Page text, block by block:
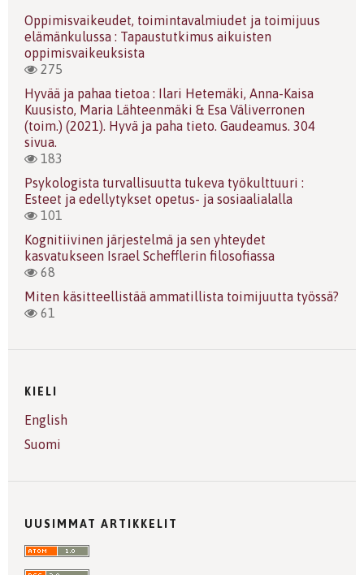
Oppimisvaikeudet, toimintavalmiudet ja toimijuus
elämänkulussa : Tapaustutkimus aikuisten
oppimisvaikeuksista
275
Hyvää ja pahaa tietoa : Ilari Hetemäki, Anna-Kaisa
Kuusisto, Maria Lähteenmäki & Esa Väliverronen
(toim.) (2021). Hyvä ja paha tieto. Gaudeamus. 304
sivua.
183
Psykologista turvallisuutta tukeva työkulttuuri :
Esteet ja edellytykset opetus- ja sosiaalialalla
101
Kognitiivinen järjestelmä ja sen yhteydet
kasvatukseen Israel Schefflerin filosofiassa
68
Miten käsitteellistää ammatillista toimijuutta työssä?
61
KIELI
English
Suomi
UUSIMMAT ARTIKKELIT